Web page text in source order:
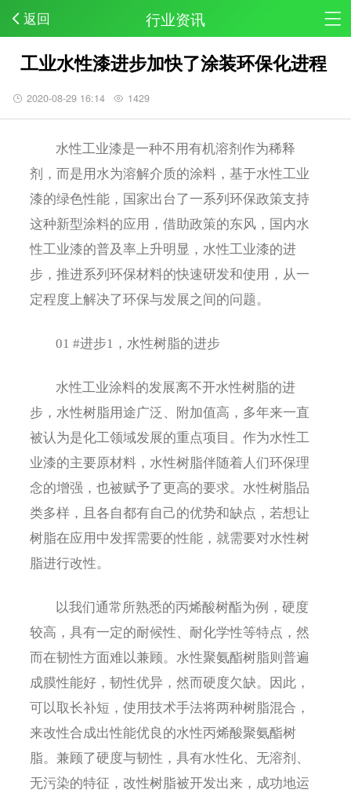
返回 行业资讯
工业水性漆进步加快了涂装环保化进程
2020-08-29 16:14 1429
水性工业漆是一种不用有机溶剂作为稀释
剂，而是用水为溶解介质的涂料，基于水性工业
漆的绿色性能，国家出台了一系列环保政策支持
这种新型涂料的应用，借助政策的东风，国内水
性工业漆的普及率上升明显，水性工业漆的进
步，推进系列环保材料的快速研发和使用，从一
定程度上解决了环保与发展之间的问题。
01 #进步1，水性树脂的进步
水性工业涂料的发展离不开水性树脂的进
步，水性树脂用途广泛、附加值高，多年来一直
被认为是化工领域发展的重点项目。作为水性工
业漆的主要原材料，水性树脂伴随着人们环保理
念的增强，也被赋予了更高的要求。水性树脂品
类多样，且各自都有自己的优势和缺点，若想让
树脂在应用中发挥需要的性能，就需要对水性树
脂进行改性。
以我们通常所熟悉的丙烯酸树酯为例，硬度
较高，具有一定的耐候性、耐化学性等特点，然
而在韧性方面难以兼顾。水性聚氨酯树脂则普遍
成膜性能好，韧性优异，然而硬度欠缺。因此，
可以取长补短，使用技术手法将两种树脂混合，
来改性合成出性能优良的水性丙烯酸聚氨酯树
脂。兼顾了硬度与韧性，具有水性化、无溶剂、
无污染的特征，改性树脂被开发出来，成功地运